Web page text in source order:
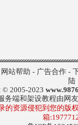
网站帮助 - 广告合作-
陆
© 2005-2023
务端和架设教程由网
的资源侵犯到您的版
箱